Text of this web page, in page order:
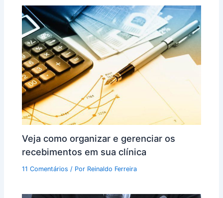
Veja como organizar e gerenciar os
recebimentos em sua clínica
11 Comentários / Por Reinaldo Ferreira